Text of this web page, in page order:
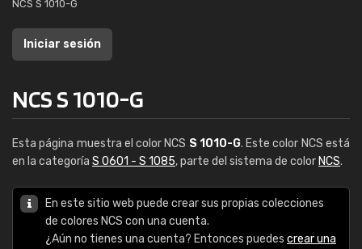
NCS S 1010-G
Iniciar sesión
NCS S 1010-G
Esta página muestra el color NCS S 1010-G. Este color NCS está
en la categoría S 0601 - S 1085, parte del sistema de color NCS.
En este sitio web puede crear sus propias colecciones
de colores NCS con una cuenta.
¿Aún no tienes una cuenta? Entonces puedes crear una